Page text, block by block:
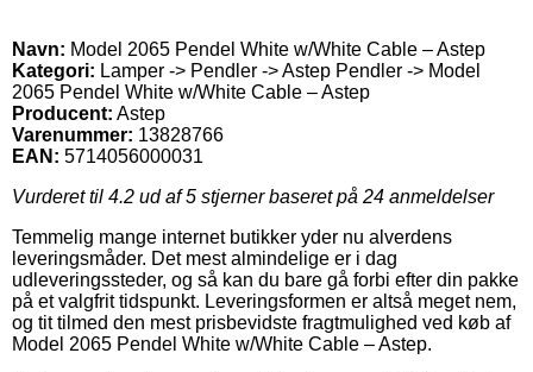
Navn: Model 2065 Pendel White w/White Cable – Astep
Kategori: Lamper -> Pendler -> Astep Pendler -> Model
2065 Pendel White w/White Cable – Astep
Producent: Astep
Varenummer: 13828766
EAN: 5714056000031
Vurderet til 4.2 ud af 5 stjerner baseret på 24 anmeldelser
Temmelig mange internet butikker yder nu alverdens
leveringsmåder. Det mest almindelige er i dag
udleveringssteder, og så kan du bare gå forbi efter din pakke
på et valgfrit tidspunkt. Leveringsformen er altså meget nem,
og tit tilmed den mest prisbevidste fragtmulighed ved køb af
Model 2065 Pendel White w/White Cable – Astep.